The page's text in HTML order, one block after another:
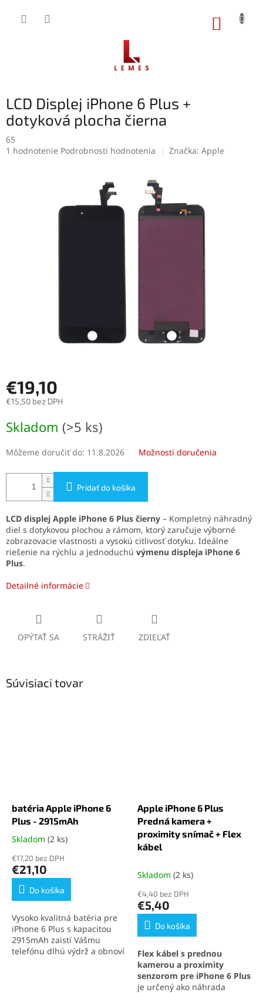
LCD Displej iPhone 6 Plus +
dotyková plocha čierna
65
Priemerné
1 hodnotenie Podrobnosti hodnotenia Značka: Apple
€19,10
€15,50 bez DPH
cena:
Skladom (>5 ks)
Môžeme doručiť do: 11.8.2026 Možnosti doručenia
Pridať do košíka
LCD displej Apple iPhone 6 Plus čierny – Kompletný náhradný
diel s dotykovou plochou a rámom, ktorý zaručuje výborné
zobrazovacie vlastnosti a vysokú citlivosť dotyku. Ideálne
riešenie na rýchlu a jednoduchú výmenu displeja iPhone 6
Plus.
Detailné informácie
OPÝTAŤ SA STRÁŽIŤ ZDIEĽAŤ
Súvisiaci tovar
batéria Apple iPhone 6
Plus - 2915mAh
Priemerné
produktu
je
5,0
hviezdičiek.
Skladom (2 ks)
€17,20 bez DPH
€21,10
Do košíka
Vysoko kvalitná batéria pre
iPhone 6 Plus s kapacitou
2915mAh zaistí Vášmu
telefónu dlhú výdrž a obnoví
Apple iPhone 6 Plus
Predná kamera +
proximity snímač + Flex
kábel
Skladom (2 ks)
€4,40 bez DPH
€5,40
Do košíka
Flex kábel s prednou
kamerou a proximity
senzorom pre iPhone 6 Plus
je určený ako náhrada